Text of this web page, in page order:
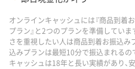
オンラインキャッシュには『商品到着
プラン』と2つのプランを準備してい
さを重視したい人は商品到着お振込
込みプランは最短10分で振込まれるの
キャッシュは18年と長い実績があり、